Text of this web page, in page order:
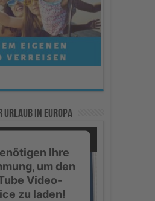
Urlaub in Europa
Ihre
um den
Video-
zu laden!